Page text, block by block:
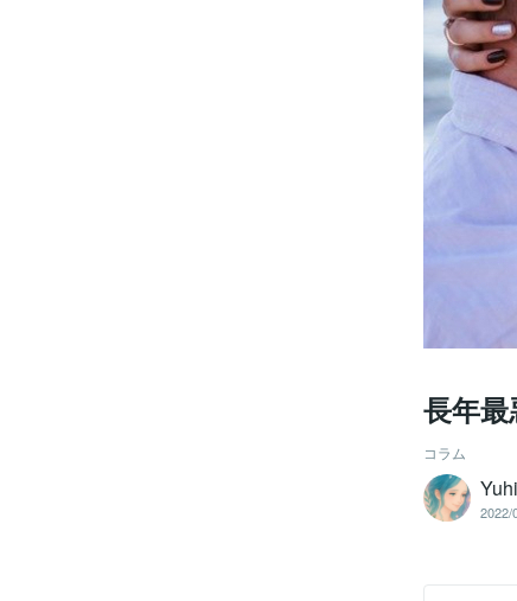
長年
コラム
2022/